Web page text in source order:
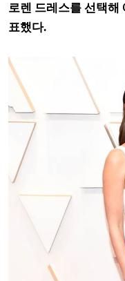
로렌 드레스를 선택해
표했다.